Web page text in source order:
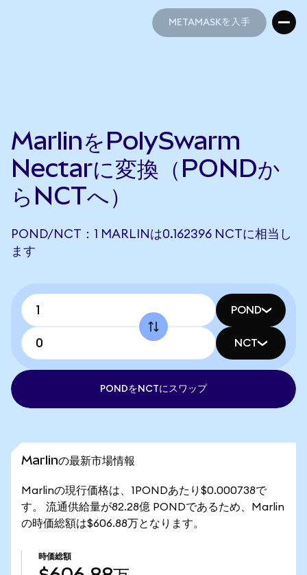
METAMASKを入手
MarlinをPolySwarm
Nectarに変換（PONDか
らNCTへ）
POND/NCT：1 MARLINは0.162396 NCTに相当し
ます
POND
NCT
PONDをNCTにスワップ
Marlinの最新市場情報
Marlinの現行価格は、1PONDあたり$0.000738で
す。 流通供給量が82.28億 PONDであるため、Marlin
の時価総額は$606.88万となります。
時価総額